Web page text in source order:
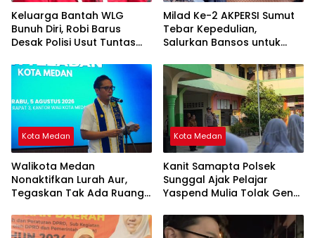
Keluarga Bantah WLG
Bunuh Diri, Robi Barus
Desak Polisi Usut Tuntas
Milad Ke-2 AKPERSI Sumut
Tebar Kepedulian,
Salurkan Bansos untuk
Yatim
Kota Medan
Walikota Medan
Nonaktifkan Lurah Aur,
Tegaskan Tak Ada Ruang
Wewenang
Kota Medan
Kanit Samapta Polsek
Sunggal Ajak Pelajar
Yaspend Mulia Tolak Geng
Narkoba